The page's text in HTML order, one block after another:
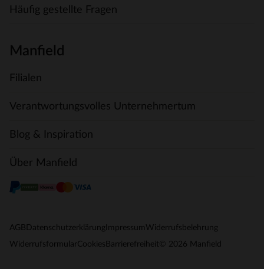
Häufig gestellte Fragen
Manfield
Filialen
Verantwortungsvolles Unternehmertum
Blog & Inspiration
Über Manfield
AGB Datenschutzerklärung Impressum Widerrufsbelehrung
WiderrufsformularCookies Barrierefreiheit © 2026 Manfield